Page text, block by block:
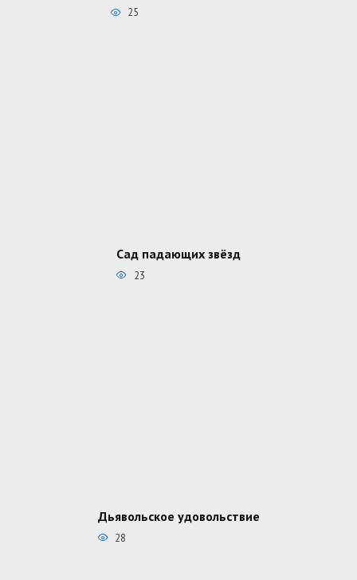
25
Сад падающих звёзд
23
Дьявольское удовольствие
28